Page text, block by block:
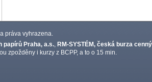
práva vyhrazena.
papírů Praha, a.s. RM-SYSTÉM, česká burza
zpožděny i kurzy z BCPP, a to o 15 min.